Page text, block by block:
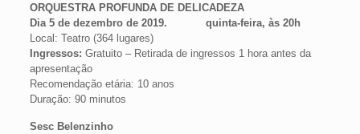
ORQUESTRA PROFUNDA DE DELICADEZA
Dia 5 de dezembro de 2019. quinta-feira, às 20h
Local: Teatro (364 lugares)
Ingressos: Gratuito – Retirada de ingressos 1 hora antes da
apresentação
Recomendação etária: 10 anos
Duração: 90 minutos
Sesc Belenzinho